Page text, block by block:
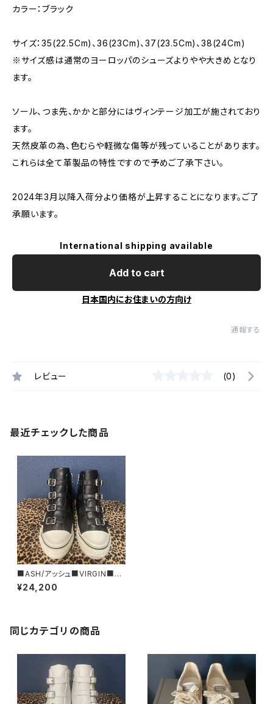
カラー：ブラック
サイズ：35(22.5Cm)、36(23Cm)、37(23.5Cm)、38(24Cm)
※サイズ感は通常のヨーロッパのシューズよりやや大きめとなり
ます。
ソール、つま先、かかと部分にはヴィンテージ加工が施されており
ます。
天然皮革の為、色むらや軽微な傷等が残っていることがあります。
これらは全て革製品の特性ですので予めご了承下さい。
2024年3月以降入荷分より価格が上昇することになります。ご了
承願います。
International shipping available
Add to cart
日本国内にお住まいの方向け
通報する
レビュー (0)
最近チェックした商品
■ASH/アッシュ■VIRGIN■ベ
ルト・ハイカットスニーカー■ブ
ラック■132212
¥24,200
同じカテゴリの商品